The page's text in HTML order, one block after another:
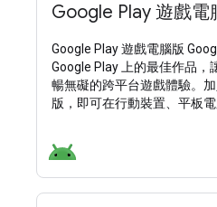
Google Play 遊戲電
Google Play 遊戲電腦版
Google Play 上的最佳作品，
暢無礙的跨平台遊戲體驗。
版，即可在行動裝置、平板
腦版已拓展至更多地區，並
愛的遊戲。如要進一步瞭解
請按 這裡 。以下是 Google
能和異動。 更新